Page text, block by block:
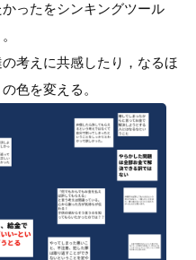
ったをシンキングツール
考えに共感したり，なるほ
色を変える。